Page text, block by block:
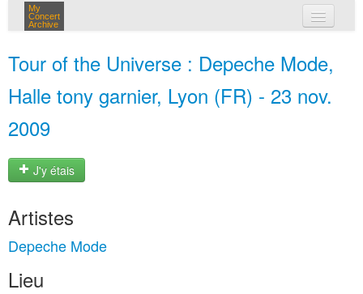
My
Concert
Archive
Tour of the Universe : Depeche Mode,
Halle tony garnier, Lyon (FR) - 23 nov.
2009
J'y étais
Artistes
Depeche Mode
Lieu